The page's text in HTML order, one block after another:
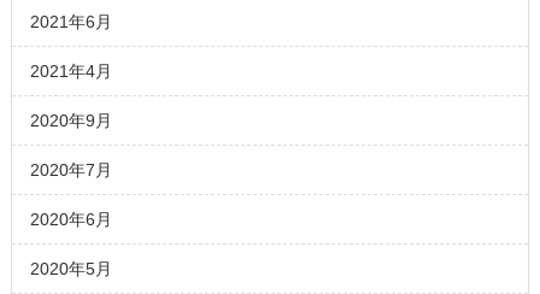
2021年6月
2021年4月
2020年9月
2020年7月
2020年6月
2020年5月